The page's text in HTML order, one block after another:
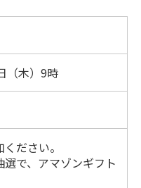
（木）9時
ださい。
で、アマゾンギフト